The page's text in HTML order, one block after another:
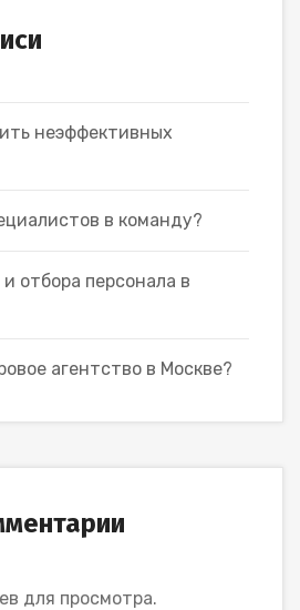
неэффективных
в команду?
отбора персонала в
агентство в Москве?
для просмотра.